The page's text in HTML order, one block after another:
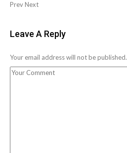
PrevNext
Leave A Reply
Your email address will not be published.